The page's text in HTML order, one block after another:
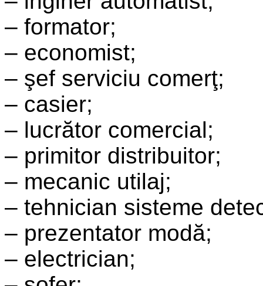
– formator;
– economist;
– şef serviciu comerţ;
– casier;
– lucrător comercial;
– primitor distribuitor;
– mecanic utilaj;
– tehnician sisteme
– prezentator modă;
– electrician;